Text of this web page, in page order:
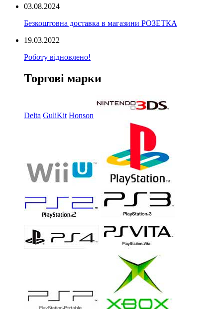
03.08.2024
Безкоштовна доставка в магазини РОЗЕТКА
19.03.2022
Роботу відновлено!
Торгові марки
Delta GuliKit Honson